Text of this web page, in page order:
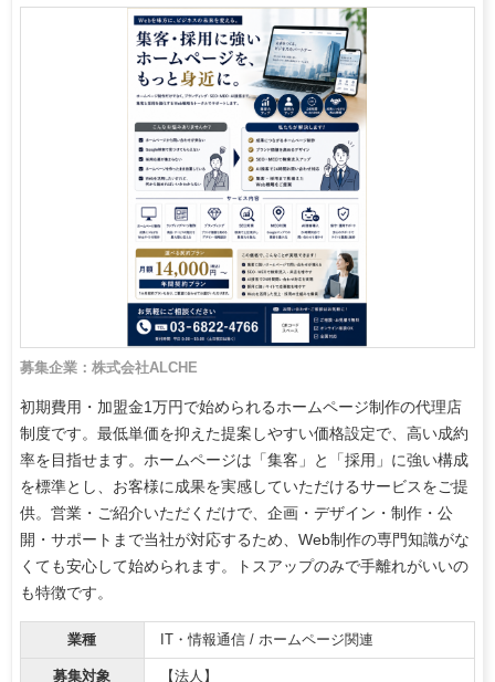
募集企業：株式会社ALCHE
初期費用・加盟金1万円で始められるホームページ制作の代理店
制度です。最低単価を抑えた提案しやすい価格設定で、高い成約
率を目指せます。ホームページは「集客」と「採用」に強い構成
を標準とし、お客様に成果を実感していただけるサービスをご提
供。営業・ご紹介いただくだけで、企画・デザイン・制作・公
開・サポートまで当社が対応するため、Web制作の専門知識がな
くても安心して始められます。トスアップのみで手離れがいいの
も特徴です。
業種 IT・情報通信 / ホームページ関連
募集対象 【法人】